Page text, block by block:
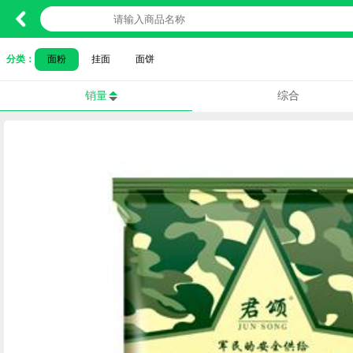
分类： 面粉 挂面 面饼
销量 综合